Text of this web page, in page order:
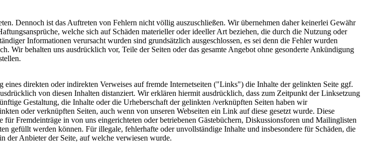
Dennoch ist das Auftreten von Fehlern nicht völlig auszuschließen. Wir übernehmen daher keinerlei Gewähr
welche sich auf Schäden materieller oder ideeller Art beziehen, die durch die Nutzung oder
Informationen verursacht wurden sind grundsätzlich ausgeschlossen, es sei denn die Fehler wurden
behalten uns ausdrücklich vor, Teile der Seiten oder das gesamte Angebot ohne gesonderte Ankündigung
direkten oder indirekten Verweises auf fremde Internetseiten ("Links") die Inhalte der gelinkten Seite ggf.
von diesen Inhalten distanziert. Wir erklären hiermit ausdrücklich, dass zum Zeitpunkt der Linksetzung
Gestaltung, die Inhalte oder die Urheberschaft der gelinkten /verknüpften Seiten haben wir
oder verknüpften Seiten, auch wenn von unseren Webseiten ein Link auf diese gesetzt wurde. Diese
Fremdeinträge in von uns eingerichteten oder betriebenen Gästebüchern, Diskussionsforen und Mailinglisten
gefüllt werden können. Für illegale, fehlerhafte oder unvollständige Inhalte und insbesondere für Schäden, die
der Anbieter der Seite, auf welche verwiesen wurde.